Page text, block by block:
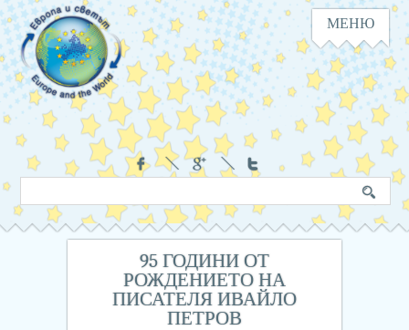
Навигация
МЕНЮ
Социални
в
сайта
дума
95 ГОДИНИ ОТ
РОЖДЕНИЕТО НА
ПИСАТЕЛЯ ИВАЙЛО
ПЕТРОВ